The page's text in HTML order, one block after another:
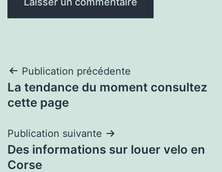
Navigation
de
Publication précédente
La tendance du moment consultez
cette page
Publication suivante
Des informations sur louer velo en
Corse